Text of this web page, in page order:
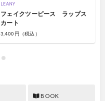
LEANY
フェイクツーピース ラップス
カート
3,400円（税込）
BOOK